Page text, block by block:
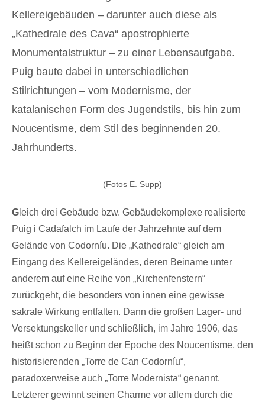
Kellereigebäuden – darunter auch diese als
„Kathedrale des Cava“ apostrophierte
Monumentalstruktur – zu einer Lebensaufgabe.
Puig baute dabei in unterschiedlichen
Stilrichtungen – vom Modernisme, der
katalanischen Form des Jugendstils, bis hin zum
Noucentisme, dem Stil des beginnenden 20.
Jahrhunderts.
(Fotos E. Supp)
G leich drei Gebäude bzw. Gebäudekomplexe realisierte
Puig i Cadafalch im Laufe der Jahrzehnte auf dem
Gelände von Codorníu. Die „Kathedrale“ gleich am
Eingang des Kellereigeländes, deren Beiname unter
anderem auf eine Reihe von „Kirchenfenstern“
zurückgeht, die besonders von innen eine gewisse
sakrale Wirkung entfalten. Dann die großen Lager- und
Versektungskeller und schließlich, im Jahre 1906, das
heißt schon zu Beginn der Epoche des Noucentisme, den
historisierenden „Torre de Can Codorníu“,
paradoxerweise auch „Torre Modernista“ genannt.
Letzterer gewinnt seinen Charme vor allem durch die